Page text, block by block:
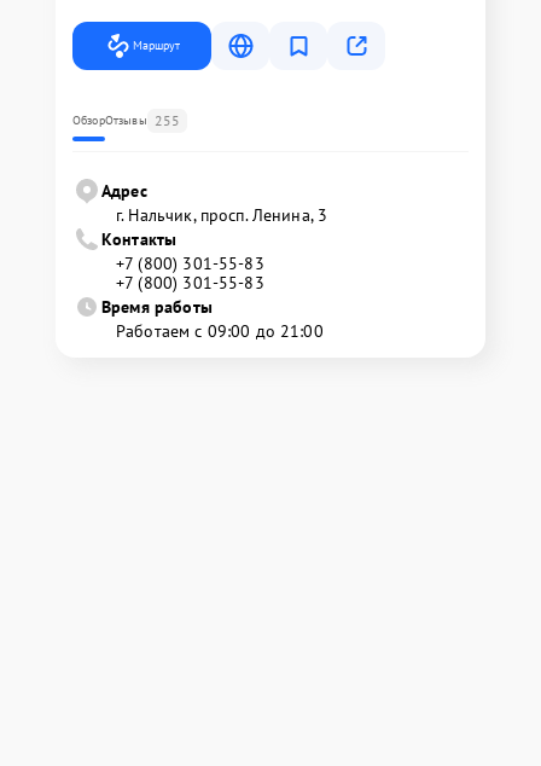
Маршрут
ОбзорОтзывы 255
Адрес
г. Нальчик, просп. Ленина, 3
Контакты
+7 (800) 301-55-83
+7 (800) 301-55-83
Время работы
Работаем с 09:00 до 21:00